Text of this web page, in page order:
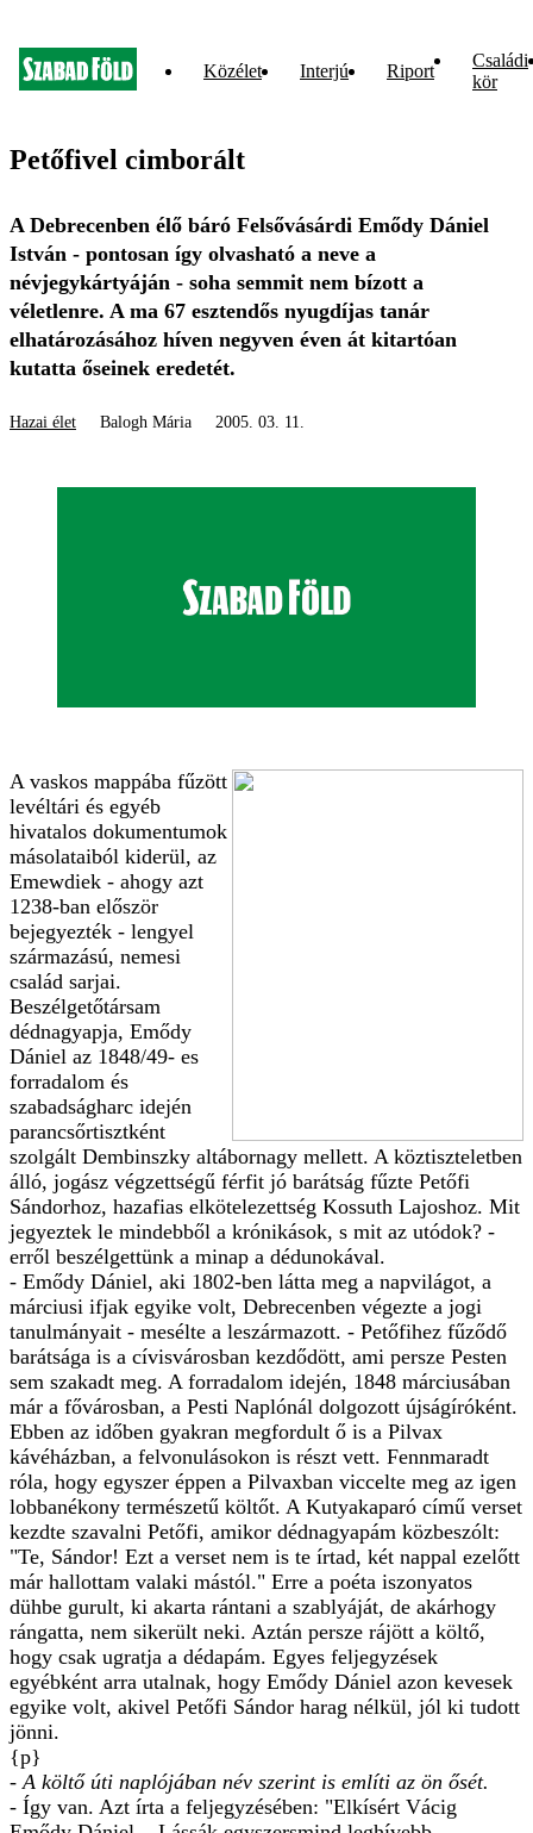
Közélet Interjú Riport
Családi
kör
Petőfivel cimborált
A Debrecenben élő báró Felsővásárdi Emődy Dániel
István - pontosan így olvasható a neve a
névjegykártyáján - soha semmit nem bízott a
véletlenre. A ma 67 esztendős nyugdíjas tanár
elhatározásához híven negyven éven át kitartóan
kutatta őseinek eredetét.
Hazai élet Balogh Mária 2005. 03. 11.
A vaskos mappába fűzött
levéltári és egyéb
hivatalos dokumentumok
másolataiból kiderül, az
Emewdiek - ahogy azt
1238-ban először
bejegyezték - lengyel
származású, nemesi
család sarjai.
Beszélgetőtársam
dédnagyapja, Emődy
Dániel az 1848/49- es
forradalom és
szabadságharc idején
parancsőrtisztként
szolgált Dembinszky altábornagy mellett. A köztiszteletben
álló, jogász végzettségű férfit jó barátság fűzte Petőfi
Sándorhoz, hazafias elkötelezettség Kossuth Lajoshoz. Mit
jegyeztek le mindebből a krónikások, s mit az utódok? -
erről beszélgettünk a minap a dédunokával.
- Emődy Dániel, aki 1802-ben látta meg a napvilágot, a
márciusi ifjak egyike volt, Debrecenben végezte a jogi
tanulmányait - mesélte a leszármazott. - Petőfihez fűződő
barátsága is a cívisvárosban kezdődött, ami persze Pesten
sem szakadt meg. A forradalom idején, 1848 márciusában
már a fővárosban, a Pesti Naplónál dolgozott újságíróként.
Ebben az időben gyakran megfordult ő is a Pilvax
kávéházban, a felvonulásokon is részt vett. Fennmaradt
róla, hogy egyszer éppen a Pilvaxban viccelte meg az igen
lobbanékony természetű költőt. A Kutyakaparó című verset
kezdte szavalni Petőfi, amikor dédnagyapám közbeszólt:
"Te, Sándor! Ezt a verset nem is te írtad, két nappal ezelőtt
már hallottam valaki mástól." Erre a poéta iszonyatos
dühbe gurult, ki akarta rántani a szablyáját, de akárhogy
rángatta, nem sikerült neki. Aztán persze rájött a költő,
hogy csak ugratja a dédapám. Egyes feljegyzések
egyébként arra utalnak, hogy Emődy Dániel azon kevesek
egyike volt, akivel Petőfi Sándor harag nélkül, jól ki tudott
jönni.
{p}
- A költő úti naplójában név szerint is említi az ön ősét.
- Így van. Azt írta a feljegyzésében: "Elkísért Vácig